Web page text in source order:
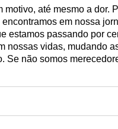
motivo, até mesmo a dor.
em nossa
estamos passando por
nossas vidas, mudando
Se não somos